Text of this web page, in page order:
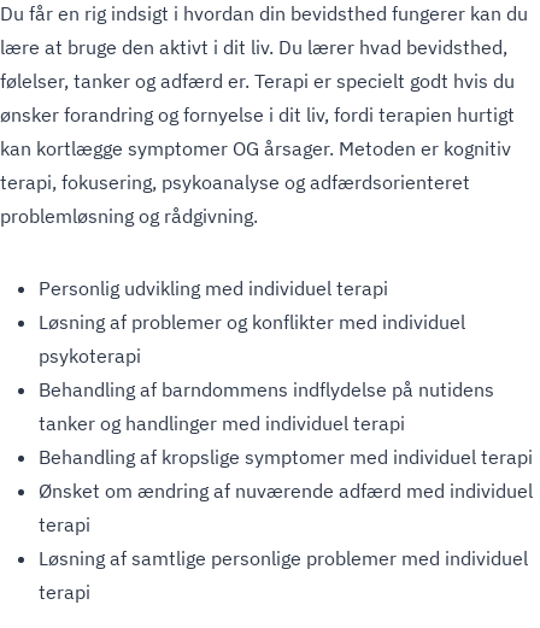
Du får en rig indsigt i hvordan din bevidsthed fungerer kan du
lære at bruge den aktivt i dit liv. Du lærer hvad bevidsthed,
følelser, tanker og adfærd er. Terapi er specielt godt hvis du
ønsker forandring og fornyelse i dit liv, fordi terapien hurtigt
kan kortlægge symptomer OG årsager. Metoden er kognitiv
terapi, fokusering, psykoanalyse og adfærdsorienteret
problemløsning og rådgivning.
Personlig udvikling med individuel terapi
Løsning af problemer og konflikter med individuel
psykoterapi
Behandling af barndommens indflydelse på nutidens
tanker og handlinger med individuel terapi
Behandling af kropslige symptomer med individuel terapi
Ønsket om ændring af nuværende adfærd med individuel
terapi
Løsning af samtlige personlige problemer med individuel
terapi